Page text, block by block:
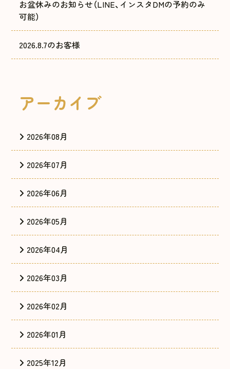
お盆休みのお知らせ（LINE、インスタDMの予約のみ
可能）
2026.8.7のお客様
アーカイブ
2026年08月
2026年07月
2026年06月
2026年05月
2026年04月
2026年03月
2026年02月
2026年01月
2025年12月